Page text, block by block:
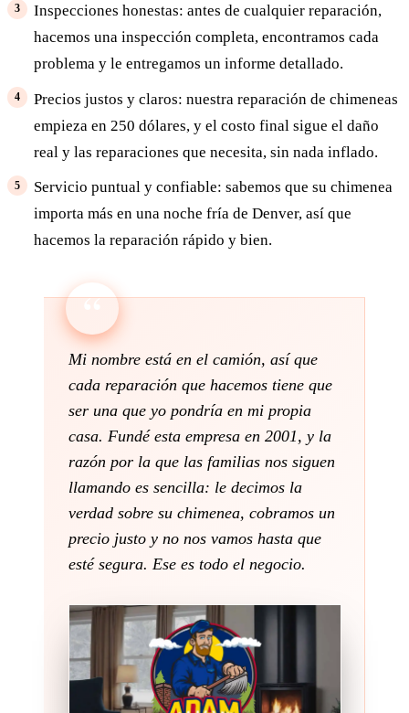
Inspecciones honestas: antes de cualquier reparación,
hacemos una inspección completa, encontramos cada
problema y le entregamos un informe detallado.
Precios justos y claros: nuestra reparación de chimeneas
empieza en 250 dólares, y el costo final sigue el daño
real y las reparaciones que necesita, sin nada inflado.
Servicio puntual y confiable: sabemos que su chimenea
importa más en una noche fría de Denver, así que
hacemos la reparación rápido y bien.
Mi nombre está en el camión, así que
cada reparación que hacemos tiene que
ser una que yo pondría en mi propia
casa. Fundé esta empresa en 2001, y la
razón por la que las familias nos siguen
llamando es sencilla: le decimos la
verdad sobre su chimenea, cobramos un
precio justo y no nos vamos hasta que
esté segura. Ese es todo el negocio.